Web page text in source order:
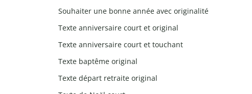
Souhaiter une bonne année avec originalité
Texte anniversaire court et original
Texte anniversaire court et touchant
Texte baptême original
Texte départ retraite original